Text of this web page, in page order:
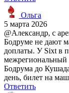
Ольга
5 марта 2026
@Александр, с
Бодруме не дают
доплаты. У Sixt в
межрегиональный
Бодрума до
день, билет на
Ответить